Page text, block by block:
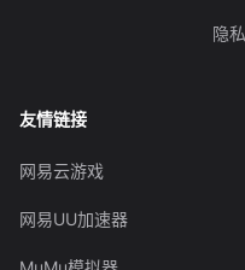
隐
友情链接
网易云游戏
网易UU加速器